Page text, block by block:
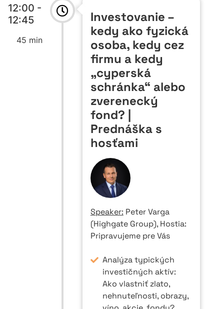
12:00 -
12:45
45 min
Investovanie –
kedy ako fyzická
osoba, kedy cez
firmu a kedy
„cyperská
schránka“ alebo
zverenecký
fond? |
Prednáška s
hosťami
Speaker: Peter Varga
(Highgate Group), Hostia:
Pripravujeme pre Vás
Analýza typických
investičných aktív:
Ako vlastniť zlato,
nehnuteľnosti, obrazy,